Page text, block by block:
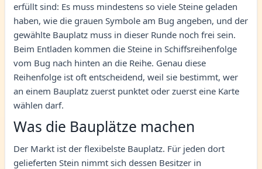
erfüllt sind: Es muss mindestens so viele Steine geladen
haben, wie die grauen Symbole am Bug angeben, und der
gewählte Bauplatz muss in dieser Runde noch frei sein.
Beim Entladen kommen die Steine in Schiffsreihenfolge
vom Bug nach hinten an die Reihe. Genau diese
Reihenfolge ist oft entscheidend, weil sie bestimmt, wer
an einem Bauplatz zuerst punktet oder zuerst eine Karte
wählen darf.
Was die Bauplätze machen
Der Markt ist der flexibelste Bauplatz. Für jeden dort
gelieferten Stein nimmt sich dessen Besitzer in